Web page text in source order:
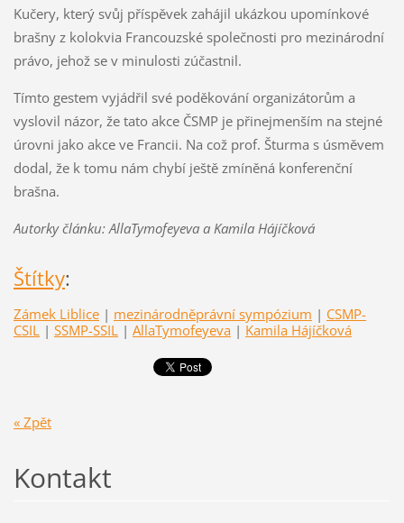
Kučery, který svůj příspěvek zahájil ukázkou upomínkové
brašny z kolokvia Francouzské společnosti pro mezinárodní
právo, jehož se v minulosti zúčastnil.
Tímto gestem vyjádřil své poděkování organizátorům a
vyslovil názor, že tato akce ČSMP je přinejmenším na stejné
úrovni jako akce ve Francii. Na což prof. Šturma s úsměvem
dodal, že k tomu nám chybí ještě zmíněná konferenční
brašna.
Autorky článku: AllaTymofeyeva a Kamila Hájíčková
Štítky:
Zámek Liblice | mezinárodněprávní sympózium | CSMP-
CSIL | SSMP-SSIL | AllaTymofeyeva | Kamila Hájíčková
« Zpět
Kontakt